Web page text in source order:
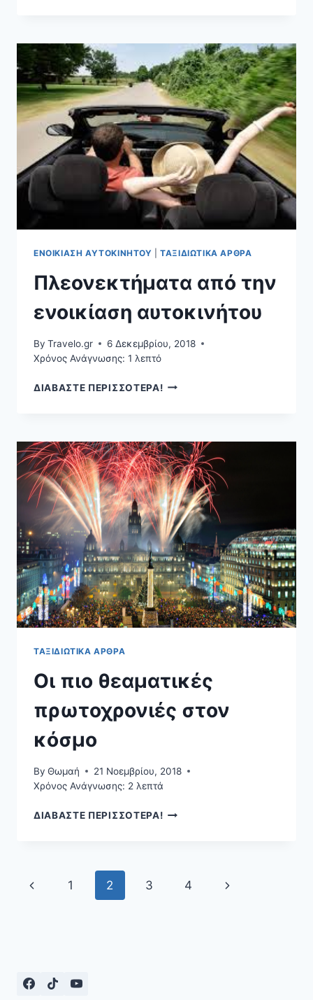
ΚΛΕΊΣΕΤΕ
ΤΟ
ΑΥΤΟΚΊΝΗΤΟ
ΤΩΝ
ΔΙΑΚΟΠΏΝ
ΣΑΣ
ΝΩΡΊΣ!
ΕΝΟΙΚΊΑΣΗ ΑΥΤΟΚΙΝΉΤΟΥ |ΤΑΞΙΔΙΩΤΙΚΆ ΆΡΘΡΑ
Πλεονεκτήματα από την
ενοικίαση αυτοκινήτου
By Travelo.gr
6 Δεκεμβρίου, 2018
Χρόνος Ανάγνωσης: 1 λεπτό
ΔΙΑΒΑΣΤΕ ΠΕΡΙΣΣΟΤΕΡΑ!ΠΛΕΟΝΕΚΤΉΜΑΤΑ
ΑΥΤΟΚΙΝΉΤΟΥ
ΤΑΞΙΔΙΩΤΙΚΆ ΆΡΘΡΑ
Οι πιο θεαματικές
πρωτοχρονιές στον
κόσμο
By Θωμαή
21 Νοεμβρίου, 2018
Χρόνος Ανάγνωσης: 2 λεπτά
ΔΙΑΒΑΣΤΕ ΠΕΡΙΣΣΟΤΕΡΑ!ΟΙ
ΚΌΣΜΟ
Page
Previous
1 2 3 4
Next